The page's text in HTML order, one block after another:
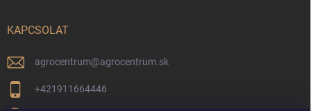
KAPCSOLAT
agrocentrum@agrocentrum.sk
+421911664446